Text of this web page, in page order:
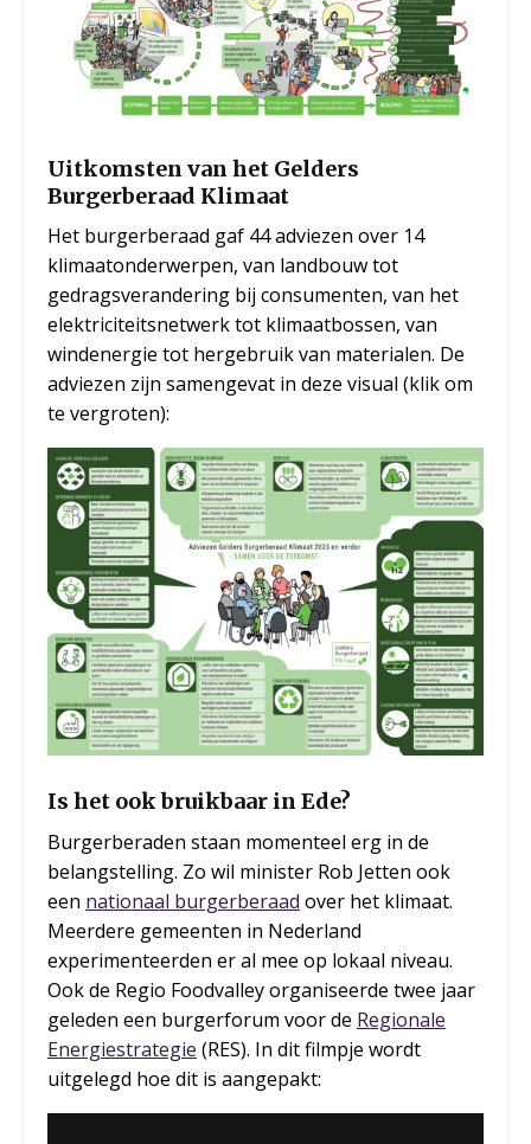
Uitkomsten van het Gelders
Burgerberaad Klimaat
Het burgerberaad gaf 44 adviezen over 14
klimaatonderwerpen, van landbouw tot
gedragsverandering bij consumenten, van het
elektriciteitsnetwerk tot klimaatbossen, van
windenergie tot hergebruik van materialen. De
adviezen zijn samengevat in deze visual (klik om
te vergroten):
Is het ook bruikbaar in Ede?
Burgerberaden staan momenteel erg in de
belangstelling. Zo wil minister Rob Jetten ook
een nationaal burgerberaad over het klimaat.
Meerdere gemeenten in Nederland
experimenteerden er al mee op lokaal niveau.
Ook de Regio Foodvalley organiseerde twee jaar
geleden een burgerforum voor de Regionale
Energiestrategie (RES). In dit filmpje wordt
uitgelegd hoe dit is aangepakt: